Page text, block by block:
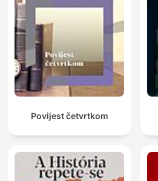
Povijest četvrtkom